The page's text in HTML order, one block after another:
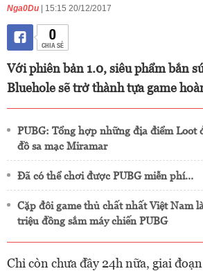
Nga0Du | 15:15 20/12/2017
0
CHIA SẺ
Với phiên bản 1.0, siêu phẩm bắn
Bluehole sẽ trở thành tựa game
PUBG: Tổng hợp những địa điểm Loot
đồ sa mạc Miramar
Đã có thể chơi được PUBG miễn phí…
Cặp đôi game thủ chất nhất Việt Nam
triệu đồng sắm máy chiến PUBG
Chỉ còn chưa đầy 24h nữa, giai